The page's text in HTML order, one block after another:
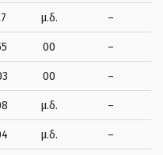
μ.δ. –
00 –
00 –
μ.δ. –
μ.δ. –